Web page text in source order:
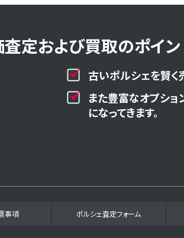
定および買取のポイン
古いポルシェを賢く
また豊富なオプシ
になってきます。
事項 ポルシェ査定フォーム